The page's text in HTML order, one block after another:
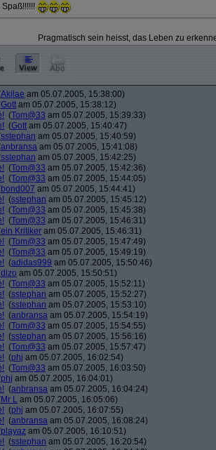
Pragmatisch sein heisst, das Leben zu
Akilae am 05.07.2005, 15:38:00)
Gott am 05.07.2005, 15:38:12)
(Tom@33 am 05.07.2005, 15:39:33)
(Gott am 05.07.2005, 15:40:47)
sstephan am 05.07.2005, 15:40:59)
anbransa am 05.07.2005, 15:41:08)
sstephan am 05.07.2005, 15:42:25)
(Tom@33 am 05.07.2005, 15:42:36)
(Tom@33 am 05.07.2005, 15:44:05)
bond007 am 05.07.2005, 15:44:41)
(sstephan am 05.07.2005, 15:45:12)
(Tom@33 am 05.07.2005, 15:45:38)
(Tom@33 am 05.07.2005, 15:46:31)
ein Kritiker am 05.07.2005, 15:46:31)
(Tom@33 am 05.07.2005, 15:47:49)
(Tom@33 am 05.07.2005, 15:49:19)
(adidas999 am 05.07.2005, 15:50:46)
dizo am 05.07.2005, 15:50:51)
(Tom@33 am 05.07.2005, 15:52:11)
(sstephan am 05.07.2005, 15:52:27)
(sstephan am 05.07.2005, 15:53:10)
(anbransa am 05.07.2005, 15:54:19)
(Tom@33 am 05.07.2005, 15:54:55)
(sstephan am 05.07.2005, 15:56:16)
(Tom@33 am 05.07.2005, 15:57:47)
(phj am 05.07.2005, 16:02:54)
(Tom@33 am 05.07.2005, 16:03:50)
phj am 05.07.2005, 16:04:01)
(anbransa am 05.07.2005, 16:04:24)
Mr L am 05.07.2005, 16:05:06)
(phj am 05.07.2005, 16:07:55)
(anbransa am 05.07.2005, 16:08:24)
playaz am 05.07.2005, 16:10:51)
(sstephan am 05.07.2005, 16:20:54)